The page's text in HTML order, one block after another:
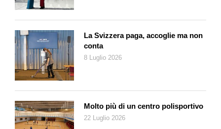
La Svizzera paga, accoglie ma non
conta
8 Luglio 2026
Molto più di un centro polisportivo
22 Luglio 2026